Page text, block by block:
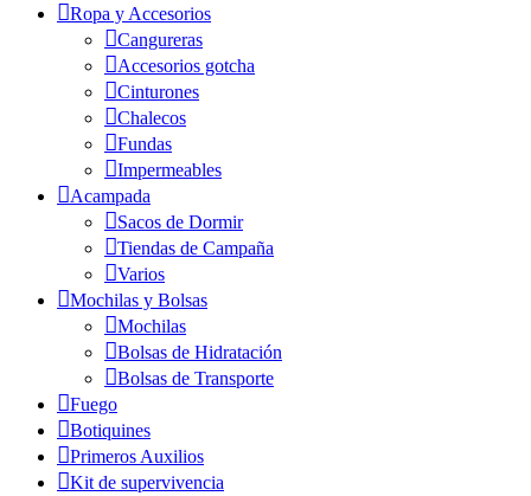
Ropa y Accesorios
Cangureras
Accesorios gotcha
Cinturones
Chalecos
Fundas
Impermeables
Acampada
Sacos de Dormir
Tiendas de Campaña
Varios
Mochilas y Bolsas
Mochilas
Bolsas de Hidratación
Bolsas de Transporte
Fuego
Botiquines
Primeros Auxilios
Kit de supervivencia